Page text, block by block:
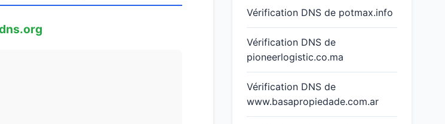
Vérification DNS de potmax.info
Vérification DNS de
pioneerlogistic.co.ma
Vérification DNS de
www.basapropiedade.com.ar